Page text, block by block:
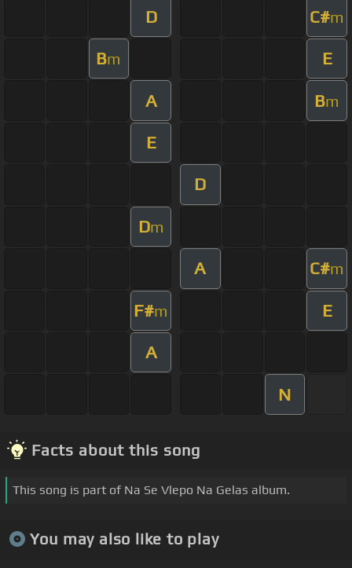
D C#m
Bm E
A Bm
E
D
Dm
A C#m
F#m E
A
N
Facts about this song
This song is part of Na Se Vlepo Na Gelas album.
You may also like to play